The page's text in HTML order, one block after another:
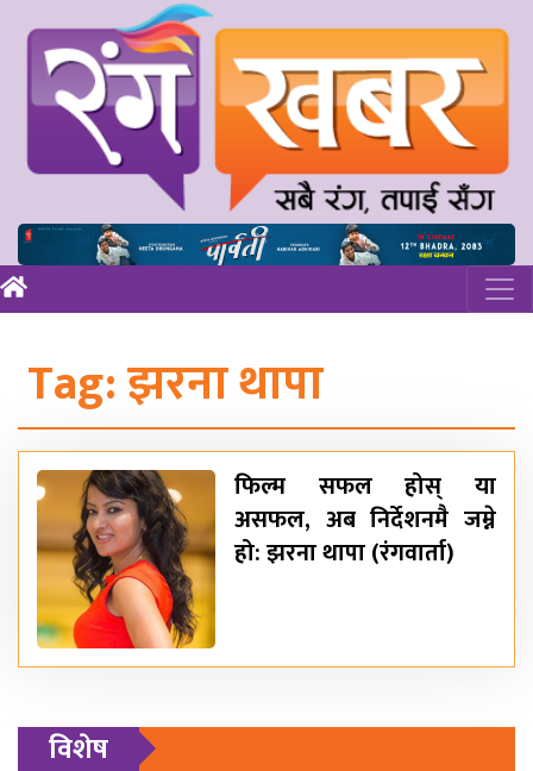
Tag:झरना थापा
फिल्म सफल होस् या
असफल, अब निर्देशनमै जम्ने
हो: झरना थापा (रंगवार्ता)
विशेष